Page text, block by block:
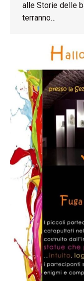
alle Storie delle
terranno…